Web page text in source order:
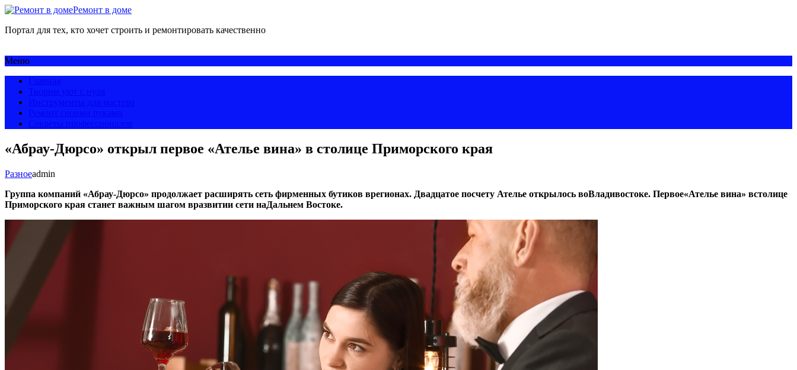
Ремонт в доме
Портал для тех, кто хочет строить и ремонтировать качественно
Меню
«Абрау-Дюрсо» открыл первое «Ателье вина» в столице Приморского края
Разноеadmin
Группа компаний «Абрау-Дюрсо» продолжает расширять сеть фирменных бутиков врегионах. Двадцатое посчету Ателье открылось воВладивостоке. Первое«Ателье вина» встолице
Приморского края станет важным шагом вразвитии сети наДальнем Востоке.